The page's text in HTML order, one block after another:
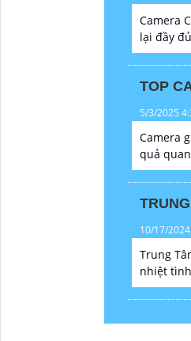
Camera
lại đầy
TOP
5/3/2025
Camera
quả
10/17/
Trung
nhiệt